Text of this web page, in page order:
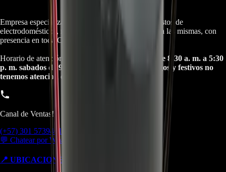
Empresa especializada en electrodomésticos, repuestos de
electrodomésticos, motos electricas y repuestos para las mismas, con
presencia en toda Colombia.
Horario de atención Call Center:
lunes a viernes de 8:30 a. m. a 5:30
p. m. sabados de 9:00 a. m. a 1:00 p. m. Domingos y festivos no
tenemos atencion online.
Canal de Ventas!!
(+57) 301 5739461
💬 Chatear por WhatsApp
📍 UBICACIONES Y SUCURSALES